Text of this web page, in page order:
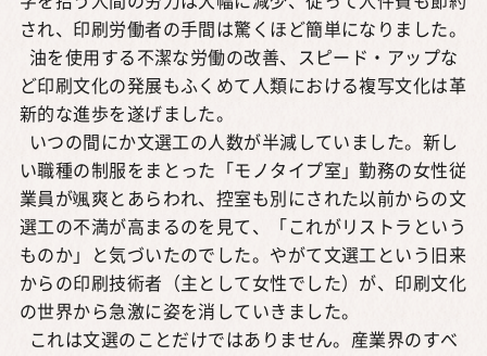
され、印刷労働者の手間は驚くほど簡単になりました。
油を使用する不潔な労働の改善、スピード・アップな
ど印刷文化の発展もふくめて人類における複写文化は革
新的な進歩を遂げました。
いつの間にか文選工の人数が半減していました。新し
い職種の制服をまとった「モノタイプ室」勤務の女性従
業員が颯爽とあらわれ、控室も別にされた以前からの文
選工の不満が高まるのを見て、「これがリストラという
ものか」と気づいたのでした。やがて文選工という旧来
からの印刷技術者（主として女性でした）が、印刷文化
の世界から急激に姿を消していきました。
これは文選のことだけではありません。産業界のすべ